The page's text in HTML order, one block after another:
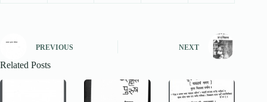
PREVIOUS NEXT
Related Posts